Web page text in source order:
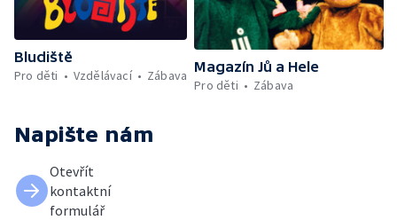
Bludiště
Pro děti
Vzdělávací Zábava
Magazín Jů a Hele
Pro děti
Zábava
Napište nám
Otevřít
kontaktní
formulář